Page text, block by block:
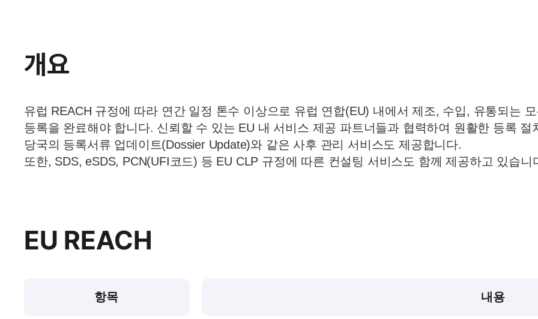
개요
유럽 REACH 규정에 따라 연간 일정 톤수 이상으로 유럽 연합(EU) 내에서 제조, 수입, 유통되는
등록을 완료해야 합니다. 신뢰할 수 있는 EU 내 서비스 제공 파트너들과 협력하여 원활한 등록
당국의 등록서류 업데이트(Dossier Update)와 같은 사후 관리 서비스도 제공합니다.
또한, SDS, eSDS, PCN(UFI코드) 등 EU CLP 규정에 따른 컨설팅 서비스도 함께 제공하고 있습니
EU REACH
항목 내용